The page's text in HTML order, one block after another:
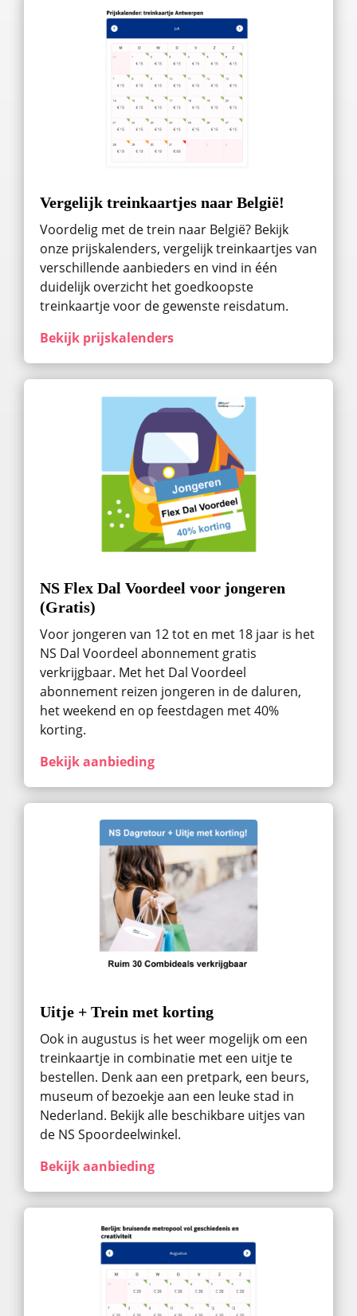
Vergelijk treinkaartjes naar België!
Voordelig met de trein naar België? Bekijk
onze prijskalenders, vergelijk treinkaartjes van
verschillende aanbieders en vind in één
duidelijk overzicht het goedkoopste
treinkaartje voor de gewenste reisdatum.
Bekijk prijskalenders
NS Flex Dal Voordeel voor jongeren
(Gratis)
Voor jongeren van 12 tot en met 18 jaar is het
NS Dal Voordeel abonnement gratis
verkrijgbaar. Met het Dal Voordeel
abonnement reizen jongeren in de daluren,
het weekend en op feestdagen met 40%
korting.
Bekijk aanbieding
Uitje + Trein met korting
Ook in augustus ​is het weer mogelijk om een
treinkaartje in combinatie met een uitje te
bestellen. Denk aan een pretpark, een beurs,
museum of bezoekje aan een leuke stad in
Nederland. Bekijk alle beschikbare uitjes van
de NS Spoordeelwinkel.
Bekijk aanbieding